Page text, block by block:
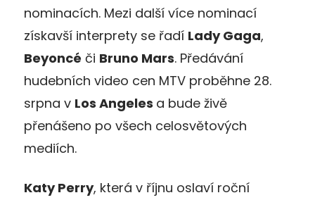
nominacích. Mezi další více nominací
získavší interprety se řadí Lady Gaga,
Beyoncé či Bruno Mars. Předávání
hudebních video cen MTV proběhne 28.
srpna v Los Angeles a bude živě
přenášeno po všech celosvětových
mediích.
Katy Perry, která v říjnu oslaví roční